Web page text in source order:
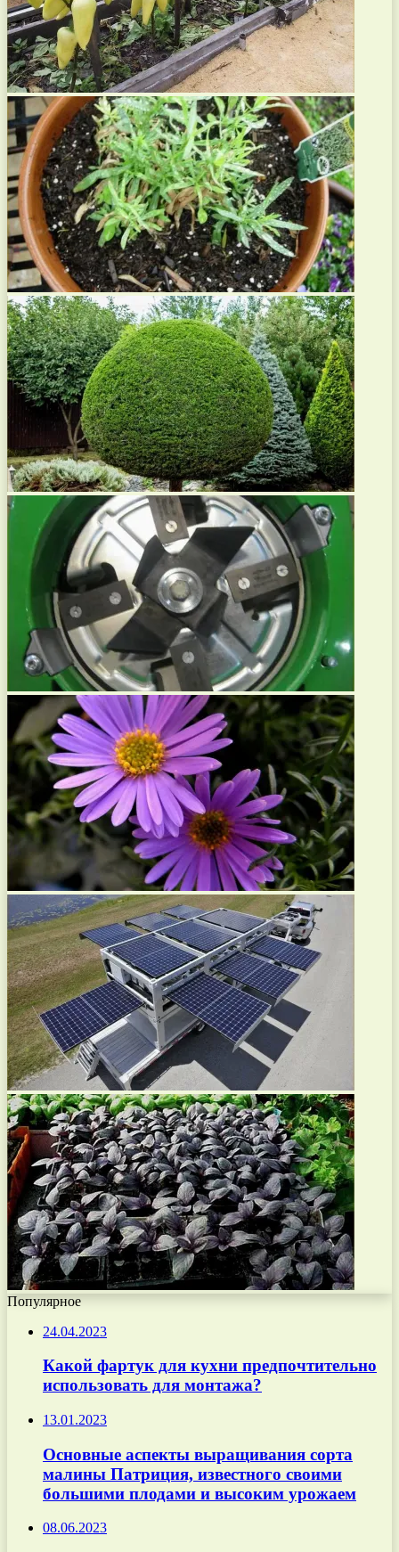
Популярное
24.04.2023
Какой фартук для кухни предпочтительно
использовать для монтажа?
13.01.2023
Основные аспекты выращивания сорта
малины Патриция, известного своими
большими плодами и высоким урожаем
08.06.2023